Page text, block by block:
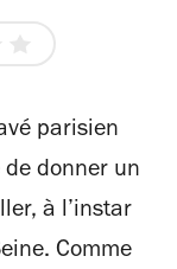
parisien
donner un
à l’instar
Comme